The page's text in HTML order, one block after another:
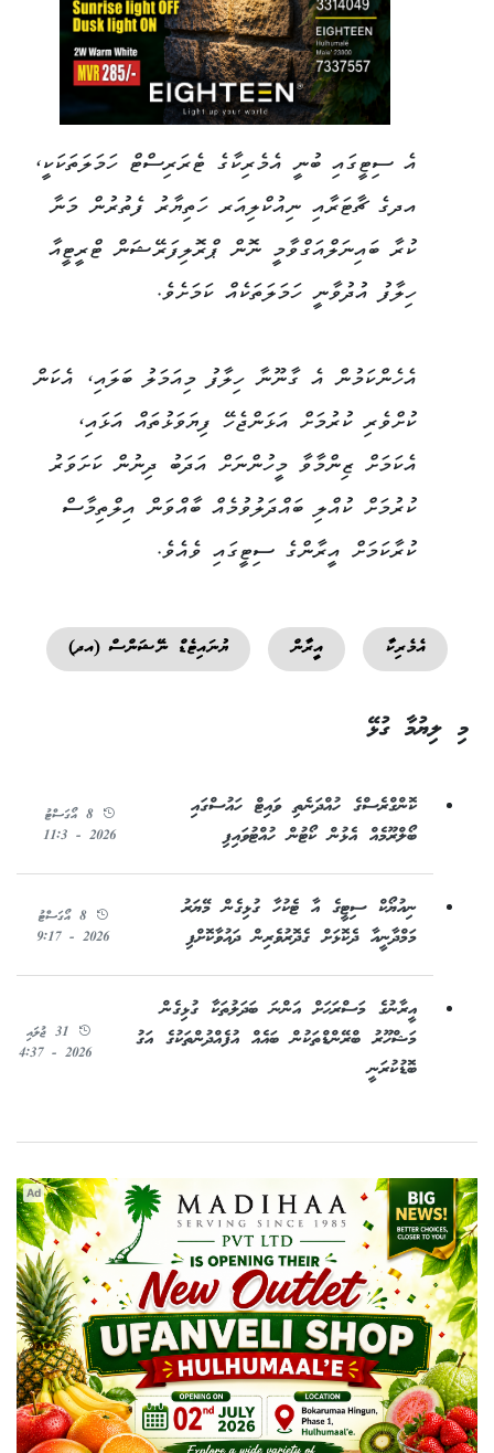
އެ ސިޓީގައި ބުނީ އެމެރިކާގެ ޓެރަރިސްޓް ހަމަލަތަކަކީ،
އދގެ ޗާޓަރާއި ނިއުކްލިއަރ ހަތިޔާރު ފެތުރުން މަނާ
ކުރާ ބައިނަލްއަގްވާމީ ނޮން ޕްރޮލިފަރޭޝަން ޓްރީޓީއާ
ހިލާފު އުދުވާނީ ހަމަލަތަކެއް ކަމަށެވެ.
އެހެންކަމުން އެ ގާނޫނާ ހިލާފު މިއަމަލު ބަލައި، އެކަން
ކުށްވެރި ކުރުމަށް އަޅަންޖެހޭ ފިޔަވަޅުތައް އަޅައި،
އެކަމަށް ޒިންމާވާ މީހުންނަށް އަދަބު ދިނުން ކަށަވަރު
ކުރުމަށް ކުއްލި ބައްދަލުވުމެއް ބާއްވަން އިލްތިމާސް
ކުރާކަމަށް އީރާންގެ ސިޓީގައި ވެއެވެ.
އެމެރިކާ އީރާން ޔުނައިޓެޑް ނޭޝަންސް (އދ)
މި ލިޔުމާ ގުޅޭ
ކޮންގްރެސްގެ ހުއްދަނެތި ވައިޓް ހައުސްގައި
ބޯލްރޫމެއް އެޅުން ކޯޓުން ހުއްޓުވައިފި
8 އޯގަސްޓު
2026 - 11:3
ނިއުޔޯކް ސިޓީގެ އާ ޓެކުހާ ގުޅިގެން މޭޔަރު
މަމްދާނީއާ ދެކޮޅަށް ގެދޮރުވެރިން ދައުވާކޮށްފި
8 އޯގަސްޓު
2026 - 9:17
އީރާނުގެ މަސްރަޙަށް އަންނަ ބަދަލުތަކާ ގުޅިގެން
މަޝްހޫރު ބްރޭންޑްތަކުން ބައެއް އުފެއްދުންތަކުގެ އަގު
ބޮޑުކުރަނީ
31 ޖުލައި
2026 - 4:37
Ad